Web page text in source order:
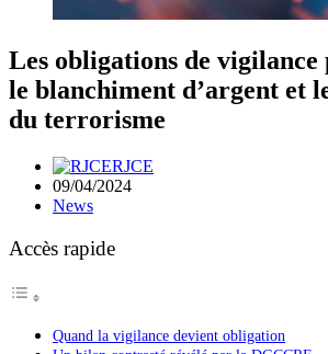
Les obligations de
le blanchiment d’argent et
du terrorisme
RJCE
09/04/2024
News
Accès rapide
Quand la vigilance devient obligation